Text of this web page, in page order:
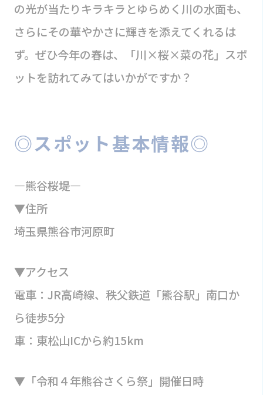
の光が当たりキラキラとゆらめく川の水面も、
さらにその華やかさに輝きを添えてくれるは
ず。ぜひ今年の春は、「川×桜×菜の花」スポ
ットを訪れてみてはいかがですか？
◎スポット基本情報◎
―熊谷桜堤―
▼住所
埼玉県熊谷市河原町
▼アクセス
電車：JR高崎線、秩父鉄道「熊谷駅」南口か
ら徒歩5分
車：東松山ICから約15km
▼「令和４年熊谷さくら祭」開催日時